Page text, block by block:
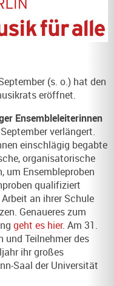
(s. o.) hat den
eröffnet.
Ensembleleiterinnen
verlängert.
einschlägig begabte
organisatorische
um Ensembleproben
qualifiziert
an ihrer Schule
Genaueres zum
geht es hier. Am 31.
und Teilnehmer des
ihr großes
Saal der Universität